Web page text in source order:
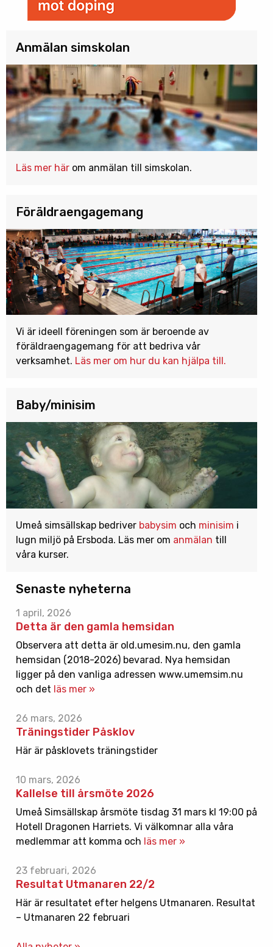
Anmälan simskolan
Läs mer här om anmälan till simskolan.
Föräldraengagemang
Vi är ideell föreningen som är beroende av
föräldraengagemang för att bedriva vår
verksamhet. Läs mer om hur du kan hjälpa till.
Baby/minisim
Umeå simsällskap bedriver babysim och minisim i
lugn miljö på Ersboda. Läs mer om anmälan till
våra kurser.
Senaste nyheterna
1 april, 2026
Detta är den gamla hemsidan
Observera att detta är old.umesim.nu, den gamla
hemsidan (2018-2026) bevarad. Nya hemsidan
ligger på den vanliga adressen www.umemsim.nu
och det läs mer »
26 mars, 2026
Träningstider Påsklov
Här är påsklovets träningstider
10 mars, 2026
Kallelse till årsmöte 2026
Umeå Simsällskap årsmöte tisdag 31 mars kl 19:00 på
Hotell Dragonen Harriets. Vi välkomnar alla våra
medlemmar att komma och läs mer »
23 februari, 2026
Resultat Utmanaren 22/2
Här är resultatet efter helgens Utmanaren. Resultat
– Utmanaren 22 februari